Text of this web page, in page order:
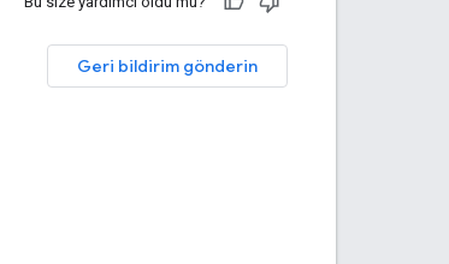
Geri bildirim gönderin